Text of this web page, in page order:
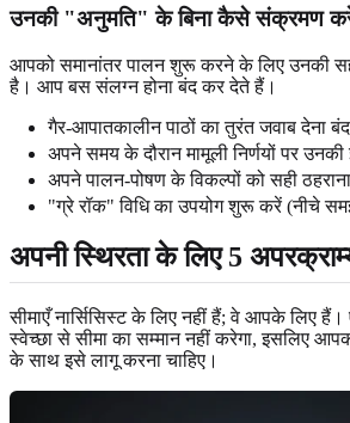
उनकी "अनुमति" के बिना कैसे संक्रमण
आपको समानांतर पालन शुरू करने के लिए उनकी
है। आप बस संलग्न होना बंद कर देते हैं।
गैर-आपातकालीन पाठों का तुरंत जवाब देना
अपने समय के दौरान मामूली निर्णयों पर
अपने पालन-पोषण के विकल्पों को सही
"ग्रे रॉक" विधि का उपयोग शुरू करें (नीचे
अपनी स्थिरता के लिए 5
सीमाएँ नार्सिसिस्ट के लिए नहीं हैं; वे आपके लिए हैं।
स्वेच्छा से सीमा का सम्मान नहीं करेगा, इसलिए
के साथ इसे लागू करना चाहिए।